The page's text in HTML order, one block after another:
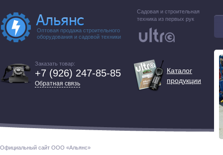
Оптовая продажа строительного
оборудования и садовой техники
Садовая и строительная
техника из первых рук
Заказать товар:
+7 (926) 247-85-85
Обратная связь
Каталог
продукции
Официальный сайт ООО «Альянс»